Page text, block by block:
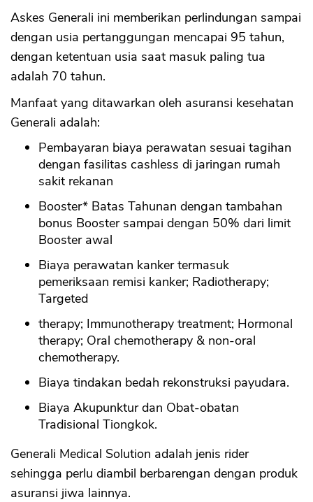
Askes Generali ini memberikan perlindungan sampai
dengan usia pertanggungan mencapai 95 tahun,
dengan ketentuan usia saat masuk paling tua
adalah 70 tahun.
Manfaat yang ditawarkan oleh asuransi kesehatan
Generali adalah:
Pembayaran biaya perawatan sesuai tagihan
dengan fasilitas cashless di jaringan rumah
sakit rekanan
Booster* Batas Tahunan dengan tambahan
bonus Booster sampai dengan 50% dari limit
Booster awal
Biaya perawatan kanker termasuk
pemeriksaan remisi kanker; Radiotherapy;
Targeted
therapy; Immunotherapy treatment; Hormonal
therapy; Oral chemotherapy & non-oral
chemotherapy.
Biaya tindakan bedah rekonstruksi payudara.
Biaya Akupunktur dan Obat-obatan
Tradisional Tiongkok.
Generali Medical Solution adalah jenis rider
sehingga perlu diambil berbarengan dengan produk
asuransi jiwa lainnya.